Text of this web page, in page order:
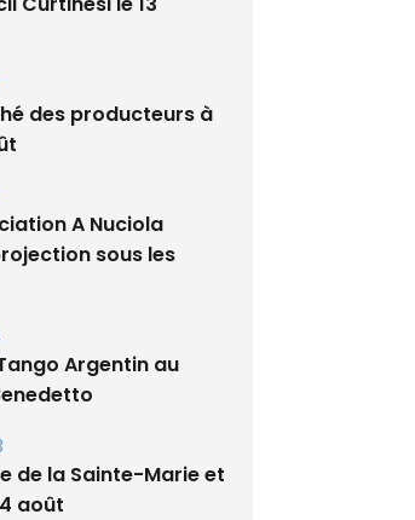
des producteurs à
A Nuciola
sous les
Argentin au
de la Sainte-Marie et
août